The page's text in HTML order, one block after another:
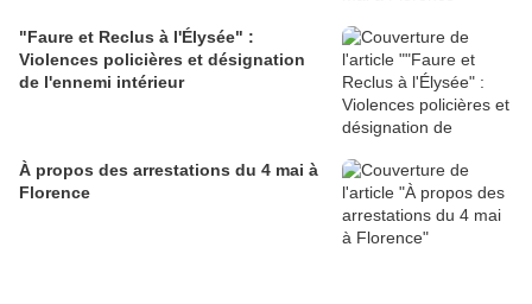
"Faure et Reclus à l'Élysée" :
Violences policières et désignation
de l'ennemi intérieur
À propos des arrestations du 4 mai à
Florence